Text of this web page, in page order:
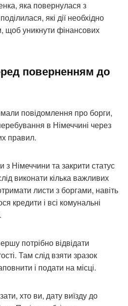
яка повернулася з
які дії необхідно
щоб уникнути фінансових
поверненням до
повідомлення про борги,
в Німеччині через
правил.
Німеччини та закрити статус
виконати кілька важливих
листи з боргами, навіть
кредити і всі комунальні
потрібно відвідати
Там слід взяти зразок
і подати на місці.
хто ви, дату виїзду до